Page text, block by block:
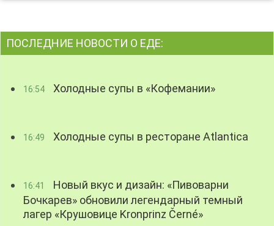
ПОСЛЕДНИЕ НОВОСТИ О ЕДЕ:
16:54 Холодные супы в «Кофемании»
16:49 Холодные супы в ресторане Atlantica
16:41
Новый вкус и дизайн: «Пивоварни
Бочкарев» обновили легендарный темный
лагер «Крушовице Kronprinz Černé»